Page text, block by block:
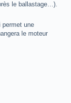
le ballastage…).
permet une
le moteur